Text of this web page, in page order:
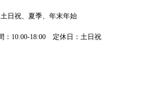
土日祝、夏季、年末年始
：10:00-18:00 定休日：土日祝